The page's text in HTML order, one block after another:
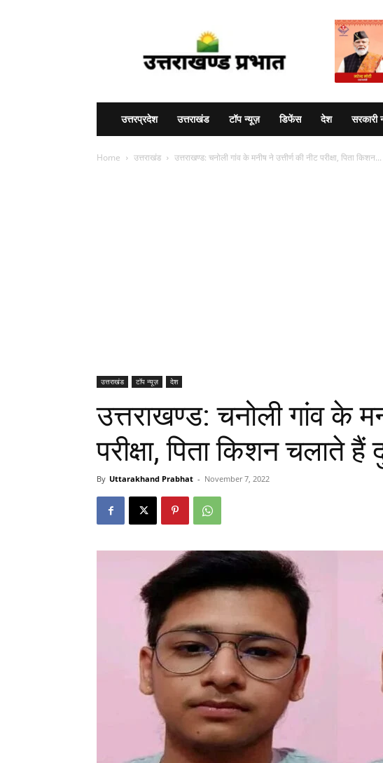
उत्तरप्रदेश उत्तराखंड टॉप न्यूज़ डिफेंस देश सरकारी
Home उत्तराखंड उत्तराखण्ड: चनोली गांव के मनीष ने उत्तीर्ण की नीट परीक्षा, पिता किशन...
उत्तराखंड टॉप न्यूज़ देश
उत्तराखण्ड: चनोली गांव के
परीक्षा, पिता किशन चलाते हैं
By Uttarakhand Prabhat - November 7, 2022